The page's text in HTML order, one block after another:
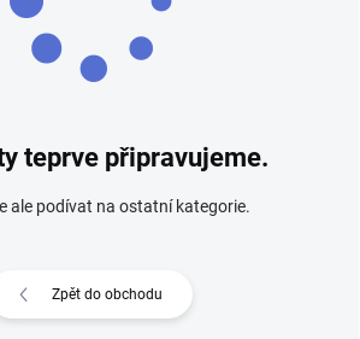
teprve připravujeme.
ale podívat na ostatní kategorie.
Zpět do obchodu